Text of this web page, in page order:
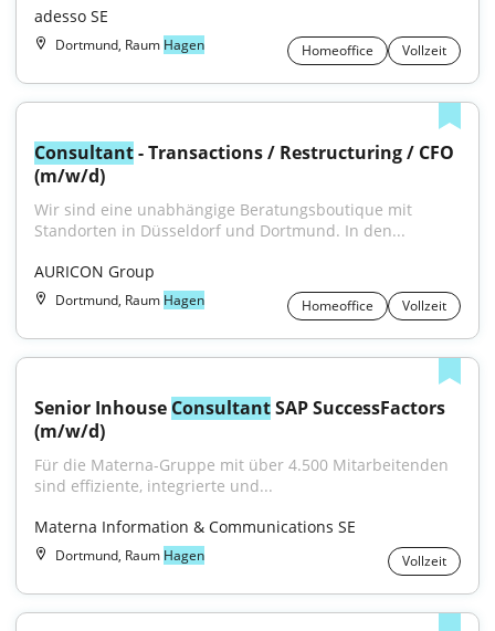
adesso SE
Dortmund, Raum Hagen Homeoffice Vollzeit
Consultant - Transactions / Restructuring / CFO
(m/w/d)
Wir sind eine unabhängige Beratungsboutique mit
Standorten in Düsseldorf und Dortmund. In den...
AURICON Group
Dortmund, Raum Hagen Homeoffice Vollzeit
Senior Inhouse Consultant SAP SuccessFactors
(m/w/d)
Für die Materna-Gruppe mit über 4.500 Mitarbeitenden
sind effiziente, integrierte und...
Materna Information & Communications SE
Dortmund, Raum Hagen Vollzeit